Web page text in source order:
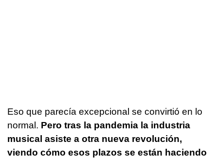
Eso que parecía excepcional se convirtió en lo
normal. Pero tras la pandemia la industria
musical asiste a otra nueva revolución,
viendo cómo esos plazos se están haciendo